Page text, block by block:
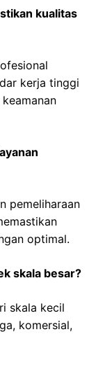
kualitas
kerja tinggi
pemeliharaan
optimal.
skala besar?
skala kecil
komersial,